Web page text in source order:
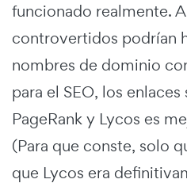
funcionado realmente.
controvertidos podrían
nombres de dominio
para el SEO, los
PageRank y Lycos es
(Para que conste, solo
que Lycos era